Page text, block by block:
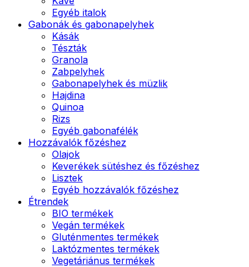
Egyéb italok
Gabonák és gabonapelyhek
Kásák
Tészták
Granola
Zabpelyhek
Gabonapelyhek és müzlik
Hajdina
Quinoa
Rizs
Egyéb gabonafélék
Hozzávalók főzéshez
Olajok
Keverékek sütéshez és főzéshez
Lisztek
Egyéb hozzávalók főzéshez
Étrendek
BIO termékek
Vegán termékek
Gluténmentes termékek
Laktózmentes termékek
Vegetáriánus termékek